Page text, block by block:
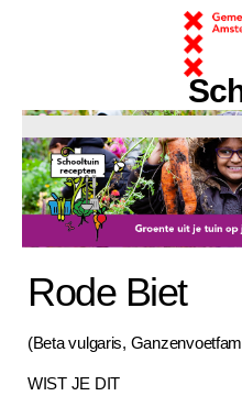
Rode Biet
(Beta vulgaris,
WIST JE DIT